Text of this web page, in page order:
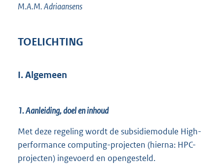
M.A.M.Adriaansens
TOELICHTING
I. Algemeen
1. Aanleiding, doel en inhoud
Met deze regeling wordt de subsidiemodule High-
performance computing-projecten (hierna: HPC-
projecten) ingevoerd en opengesteld.